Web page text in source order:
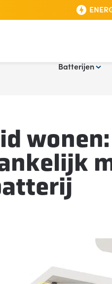
Batterijen
thuisbatterij